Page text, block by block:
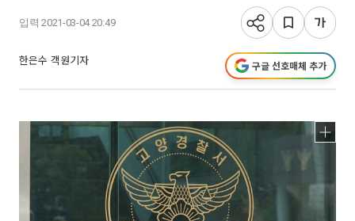
입력 2021-03-04 20:49
한은수 객원기자 구글 선호매체 추가